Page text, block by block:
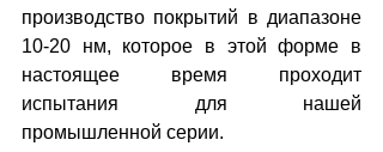
производство покрытий в диапазоне
10-20 нм, которое в этой форме в
настоящее время проходит
испытания для нашей
промышленной серии.